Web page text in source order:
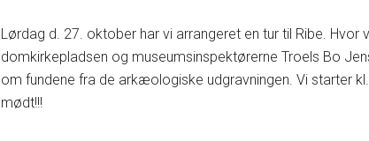
Lørdag d. 27. oktober har vi arrangeret en tur til Ribe. Hvor
domkirkepladsen og museumsinspektørerne Troels Bo
om fundene fra de arkæologiske udgravningen. Vi starter
mødt!!!